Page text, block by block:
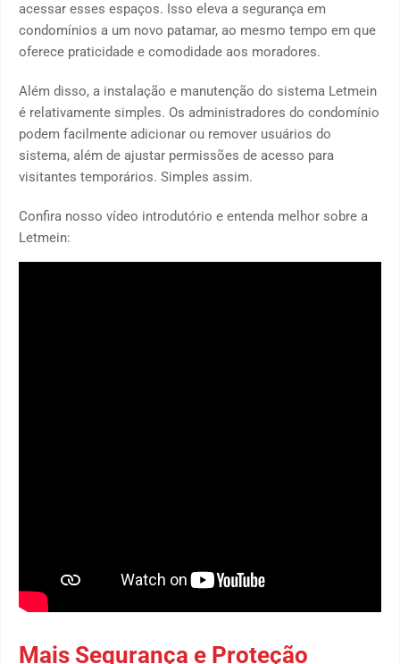
acessar esses espaços. Isso eleva a segurança em
condomínios a um novo patamar, ao mesmo tempo em que
oferece praticidade e comodidade aos moradores.
Além disso, a instalação e manutenção do sistema Letmein
é relativamente simples. Os administradores do condomínio
podem facilmente adicionar ou remover usuários do
sistema, além de ajustar permissões de acesso para
visitantes temporários. Simples assim.
Confira nosso vídeo introdutório e entenda melhor sobre a
Letmein:
Mais Segurança e Proteção